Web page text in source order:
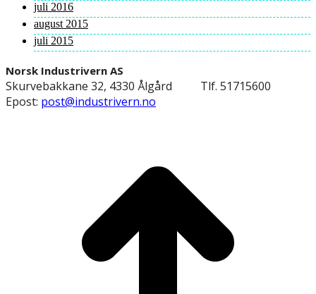
juli 2016
august 2015
juli 2015
Norsk Industrivern AS
Skurvebakkane 32, 4330 Ålgård
Tlf. 51715600
Epost: post@industrivern.no